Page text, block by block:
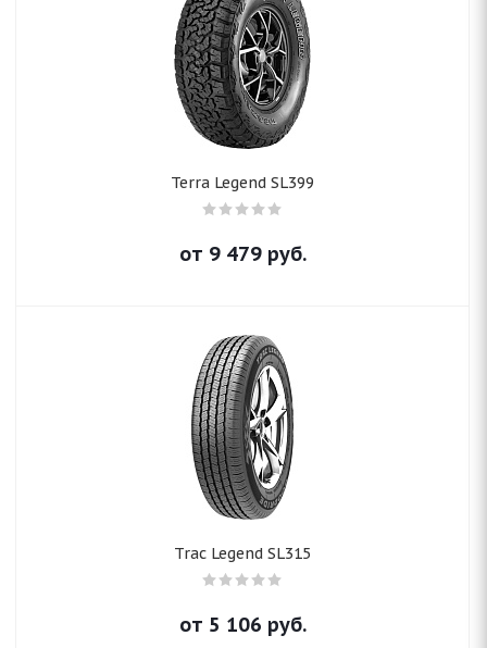
Terra Legend SL399
от 9 479руб.
Trac Legend SL315
от 5 106 руб.